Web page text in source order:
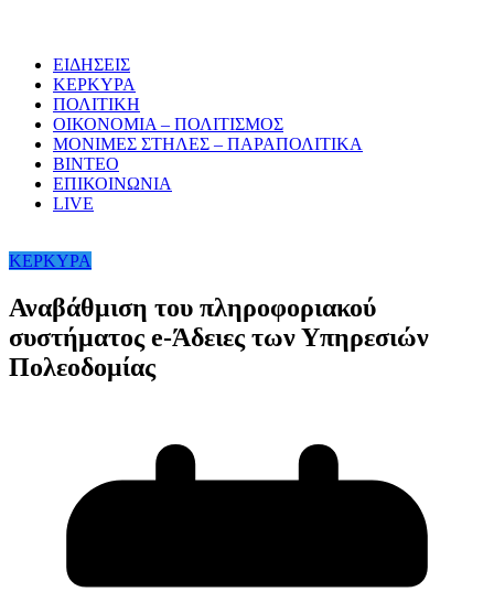
ΕΙΔΗΣΕΙΣ
ΚΕΡΚΥΡΑ
ΠΟΛΙΤΙΚΗ
ΟΙΚΟΝΟΜΙΑ – ΠΟΛΙΤΙΣΜΟΣ
ΜΟΝΙΜΕΣ ΣΤΗΛΕΣ – ΠΑΡΑΠΟΛΙΤΙΚΑ
ΒΙΝΤΕΟ
ΕΠΙΚΟΙΝΩΝΙΑ
LIVE
ΚΕΡΚΥΡΑ
Αναβάθμιση του πληροφοριακού
συστήματος e-Άδειες των Υπηρεσιών
Πολεοδομίας